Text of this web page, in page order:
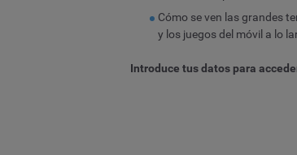
Cómo se ven las grandes
y los juegos del móvil a lo
Introduce tus datos para